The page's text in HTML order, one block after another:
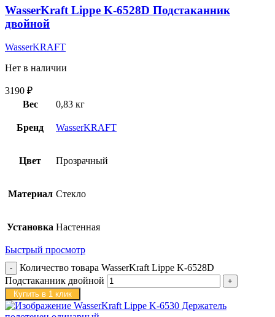
WasserKraft Lippe K-6528D Подстаканник
двойной
WasserKRAFT
Нет в наличии
3190 ₽
Вес
0,83 кг
Бренд WasserKRAFT
Цвет Прозрачный
Материал Стекло
Установка Настенная
Быстрый просмотр
Количество товара WasserKraft Lippe K-6528D
Подстаканник двойной
Купить в 1 клик